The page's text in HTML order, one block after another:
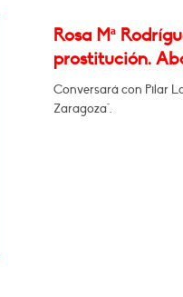
Rosa Mª
prostitución.
Conversará con Pilar
Zaragoza".